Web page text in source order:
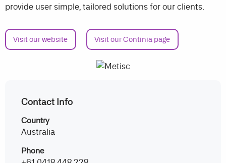
provide user simple, tailored solutions for our clients.
Visit our website Visit our Continia page
Contact Info
Country
Australia
Phone